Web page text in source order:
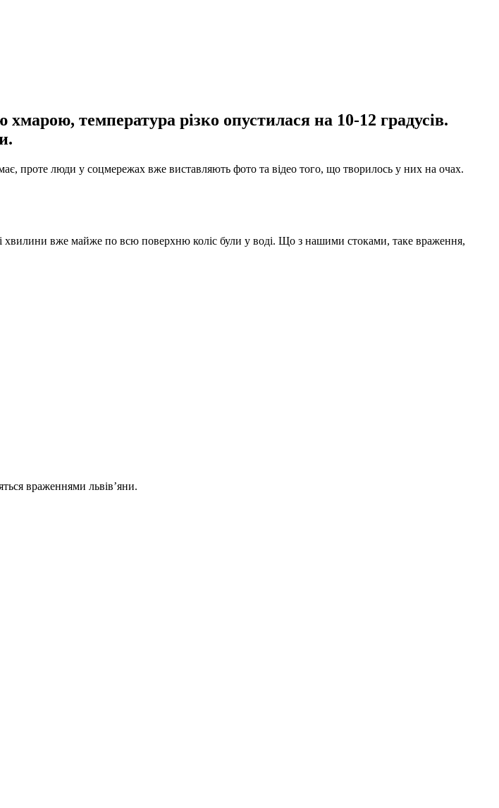
температура різко опустилася на 10-12 градусів.
проте люди у соцмережах вже виставляють фото та відео того, що творилось у них на очах.
хвилини вже майже по всю поверхню коліс були у воді. Що з нашими стоками, таке враження,
враженнями львів’яни.